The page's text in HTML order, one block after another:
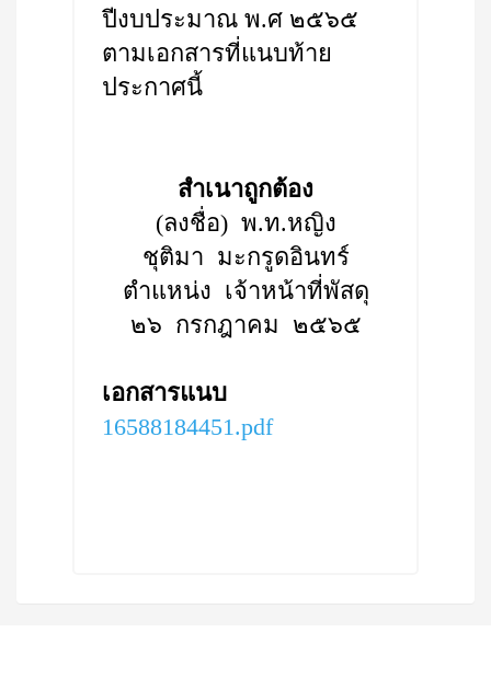
ปีงบประมาณ พ.ศ ๒๕๖๕
ตามเอกสารที่แนบท้าย
ประกาศนี้
สำเนาถูกต้อง
(ลงชื่อ) พ.ท.หญิง
ชุติมา มะกรูดอินทร์
ตำแหน่ง เจ้าหน้าที่พัสดุ
๒๖ กรกฎาคม ๒๕๖๕
เอกสารแนบ
16588184451.pdf